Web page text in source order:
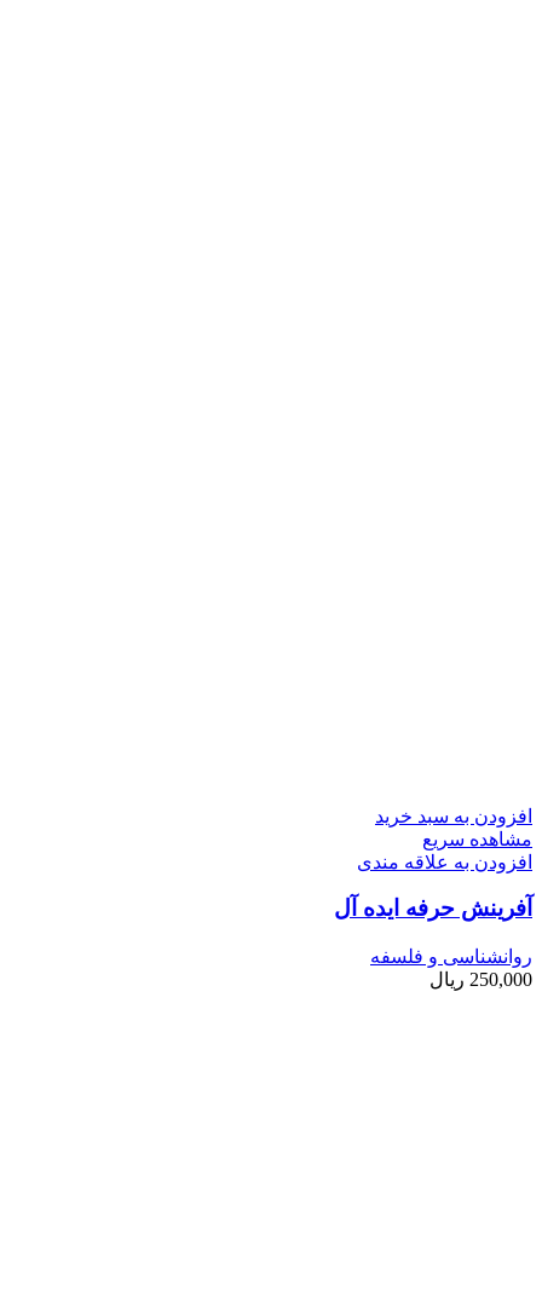
افزودن به سبد خرید
مشاهده سریع
افزودن به علاقه مندی
آفرینش حرفه ایده ­آل
روانشناسی و فلسفه
250,000 ریال